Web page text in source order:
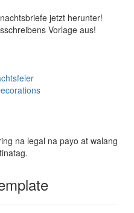
jetzt herunter!
Vorlage aus!
na legal na payo at walang